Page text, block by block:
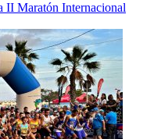
II Maratón Internacional